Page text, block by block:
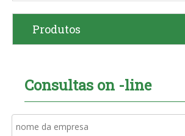
Produtos
Consultas on -line